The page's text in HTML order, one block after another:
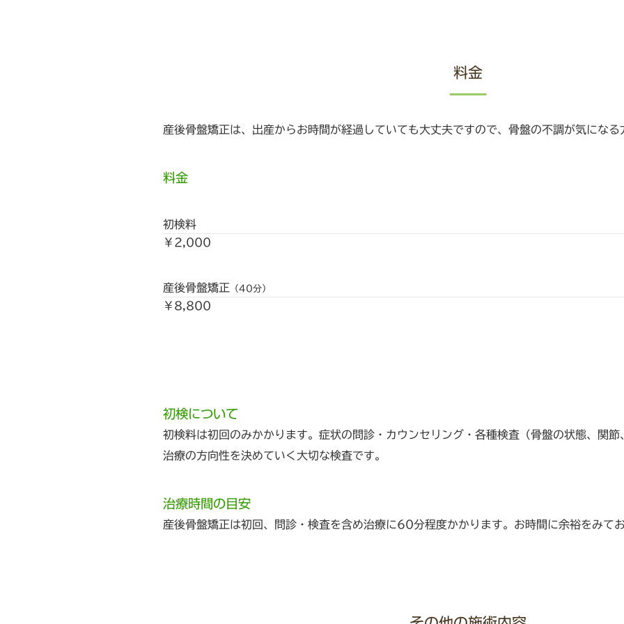
料金
産後骨盤矯正は、出産からお時間が経過していても大丈夫ですので、骨盤の不調が気になる
料金
初検料
￥2,000
産後骨盤矯正 （40分）
￥8,800
初検について
初検料は初回のみかかります。症状の問診・カウンセリング・各種検査（骨盤の状態、関節
治療の方向性を決めていく大切な検査です。
治療時間の目安
産後骨盤矯正は初回、問診・検査を含め治療に60分程度かかります。お時間に余裕をみてお